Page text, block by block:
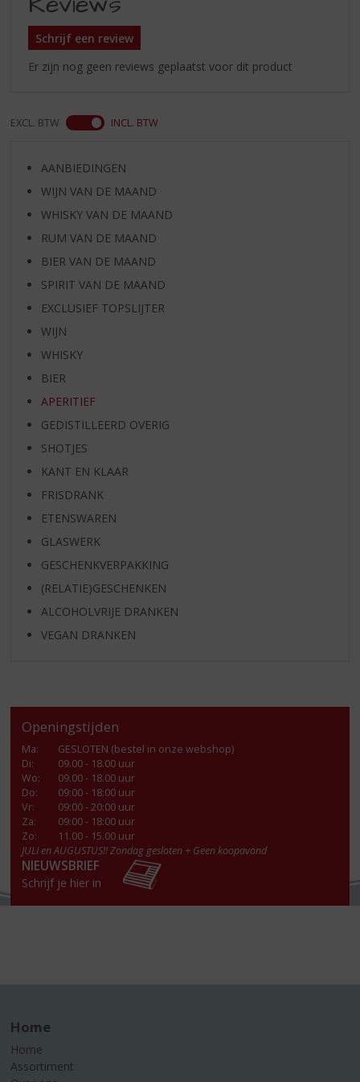
Schrijf een review
Er zijn nog geen reviews geplaatst voor dit product
EXCL. BTW INCL. BTW
AANBIEDINGEN
WIJN VAN DE MAAND
WHISKY VAN DE MAAND
RUM VAN DE MAAND
BIER VAN DE MAAND
SPIRIT VAN DE MAAND
EXCLUSIEF TOPSLIJTER
WIJN
WHISKY
BIER
APERITIEF
GEDISTILLEERD OVERIG
SHOTJES
KANT EN KLAAR
FRISDRANK
ETENSWAREN
GLASWERK
GESCHENKVERPAKKING
(RELATIE)GESCHENKEN
ALCOHOLVRIJE DRANKEN
VEGAN DRANKEN
Openingstijden
Ma:
GESLOTEN (bestel in onze webshop)
Di:
09.00 - 18.00 uur
Wo:
09.00 - 18.00 uur
Do:
09:00 - 18:00 uur
Vr:
09:00 - 20:00 uur
Za:
09:00 - 18:00 uur
Zo:
11.00 - 15.00 uur
JULI en AUGUSTUS!! Zondag gesloten + Geen koopavond
NIEUWSBRIEF
Schrijf je hier in
Home
Home
Assortiment